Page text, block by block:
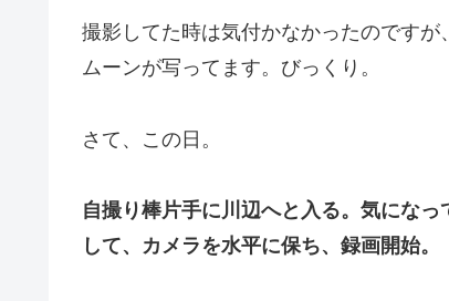
撮影してた時は気付かなかったのです
ムーンが写ってます。びっくり。
さて、この日。
自撮り棒片手に川辺へと入る。気にな
して、カメラを水平に保ち、録画開始。